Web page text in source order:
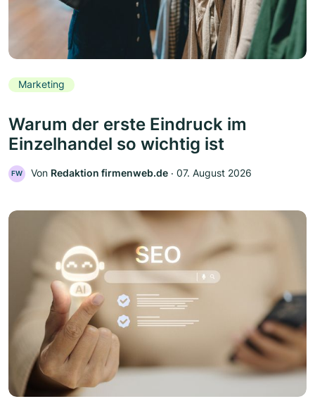
Marketing
Warum der erste Eindruck im
Einzelhandel so wichtig ist
FW Von Redaktion firmenweb.de ‧ 07. August 2026